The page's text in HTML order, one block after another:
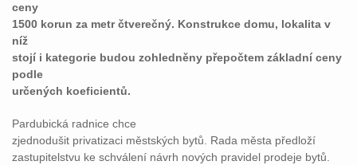
ceny
1500 korun za metr čtverečný. Konstrukce domu, lokalita v
níž
stojí i kategorie budou zohledněny přepočtem základní ceny
podle
určených koeficientů.
Pardubická radnice chce
zjednodušit privatizaci městských bytů. Rada města předloží
zastupitelstvu ke schválení návrh nových pravidel prodeje bytů.